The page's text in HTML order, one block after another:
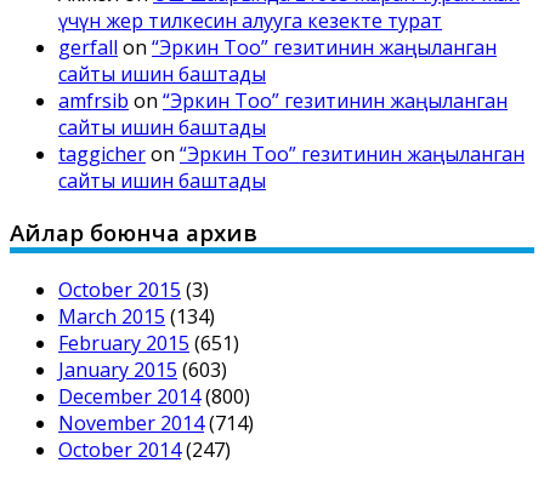
үчүн жер тилкесин алууга кезекте турат
gerfall on “Эркин Тоо” гезитинин жаңыланган
сайты ишин баштады
amfrsib on “Эркин Тоо” гезитинин жаңыланган
сайты ишин баштады
taggicheron “Эркин Тоо” гезитинин жаңыланган
сайты ишин баштады
Айлар боюнча архив
October 2015 (3)
March 2015 (134)
February 2015 (651)
January 2015 (603)
December 2014(800)
November 2014(714)
October 2014(247)